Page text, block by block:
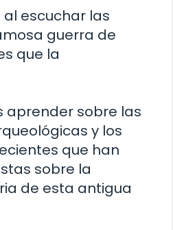
escuchar las
guerra de
que la
aprender sobre las
y los
que han
sobre la
de esta antigua